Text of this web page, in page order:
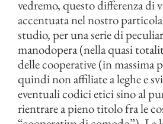
vedremo, questo differenza di
accentuata nel nostro
studio, per una serie di
manodopera (nella quasi
delle cooperative (in massima
quindi non affiliate a leghe e
eventuali codici etici sino al
rientrare a pieno titolo fra le